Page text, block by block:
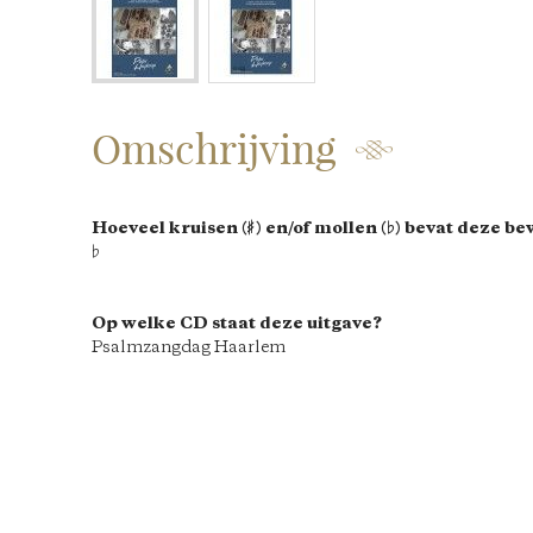
Omschrijving
Hoeveel kruisen (♯) en/of mollen (♭) bevat deze
♭
Op welke CD staat deze uitgave?
Psalmzangdag Haarlem